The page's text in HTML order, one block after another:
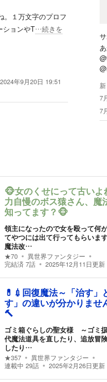
１万文字のプロフ
ションやT…続きを
2024年9月20日 19:51
7
7
🐵女のくせにって古いよ
力自慢のボス猿さん、魔
知ってます？🐵
領主になったので女を殴って何
てやつには出て行ってもらいま
魔法改…
★70
異世界ファンタジー
完結済 7話 2025年12月11日更新
💊💉回復魔法～「治す」
す」の違いが分かりませ
🔨
ゴミ箱ぐらしの聖女様 ～ゴミ
代魔法道具を直したり、追放冒
したり…
★357
異世界ファンタジー
連載中 29話 2025年2月26日更新